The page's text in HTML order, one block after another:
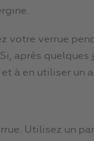
votre verrue
après
à en utiliser un
Utilisez un